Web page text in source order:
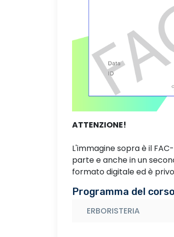
ATTENZIONE!
L'immagine sopra è il
parte e anche in un
formato digitale ed è
Programma del corso
ERBORISTERIA